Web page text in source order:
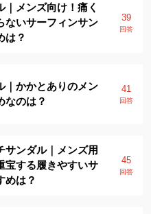
｜メンズ向け！痛く
ないサーフィンサン
は？
39
回答
｜かかとありのメン
なのは？
41
回答
サンダル｜メンズ用
宝する履きやすいサ
めは？
45
回答